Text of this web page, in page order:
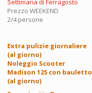
Prezzo WEEKEND
2/4 persone
Extra pulizie giornaliere
(al giorno)
Noleggio Scooter
Madison 125 con bauletto
(al giorno)